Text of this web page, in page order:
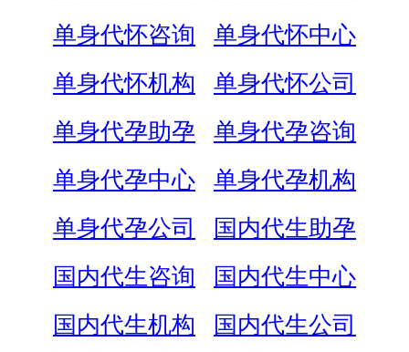
单身代怀咨询
单身代怀中心
单身代怀机构
单身代怀公司
单身代孕助孕
单身代孕咨询
单身代孕中心
单身代孕机构
单身代孕公司
国内代生助孕
国内代生咨询
国内代生中心
国内代生机构
国内代生公司